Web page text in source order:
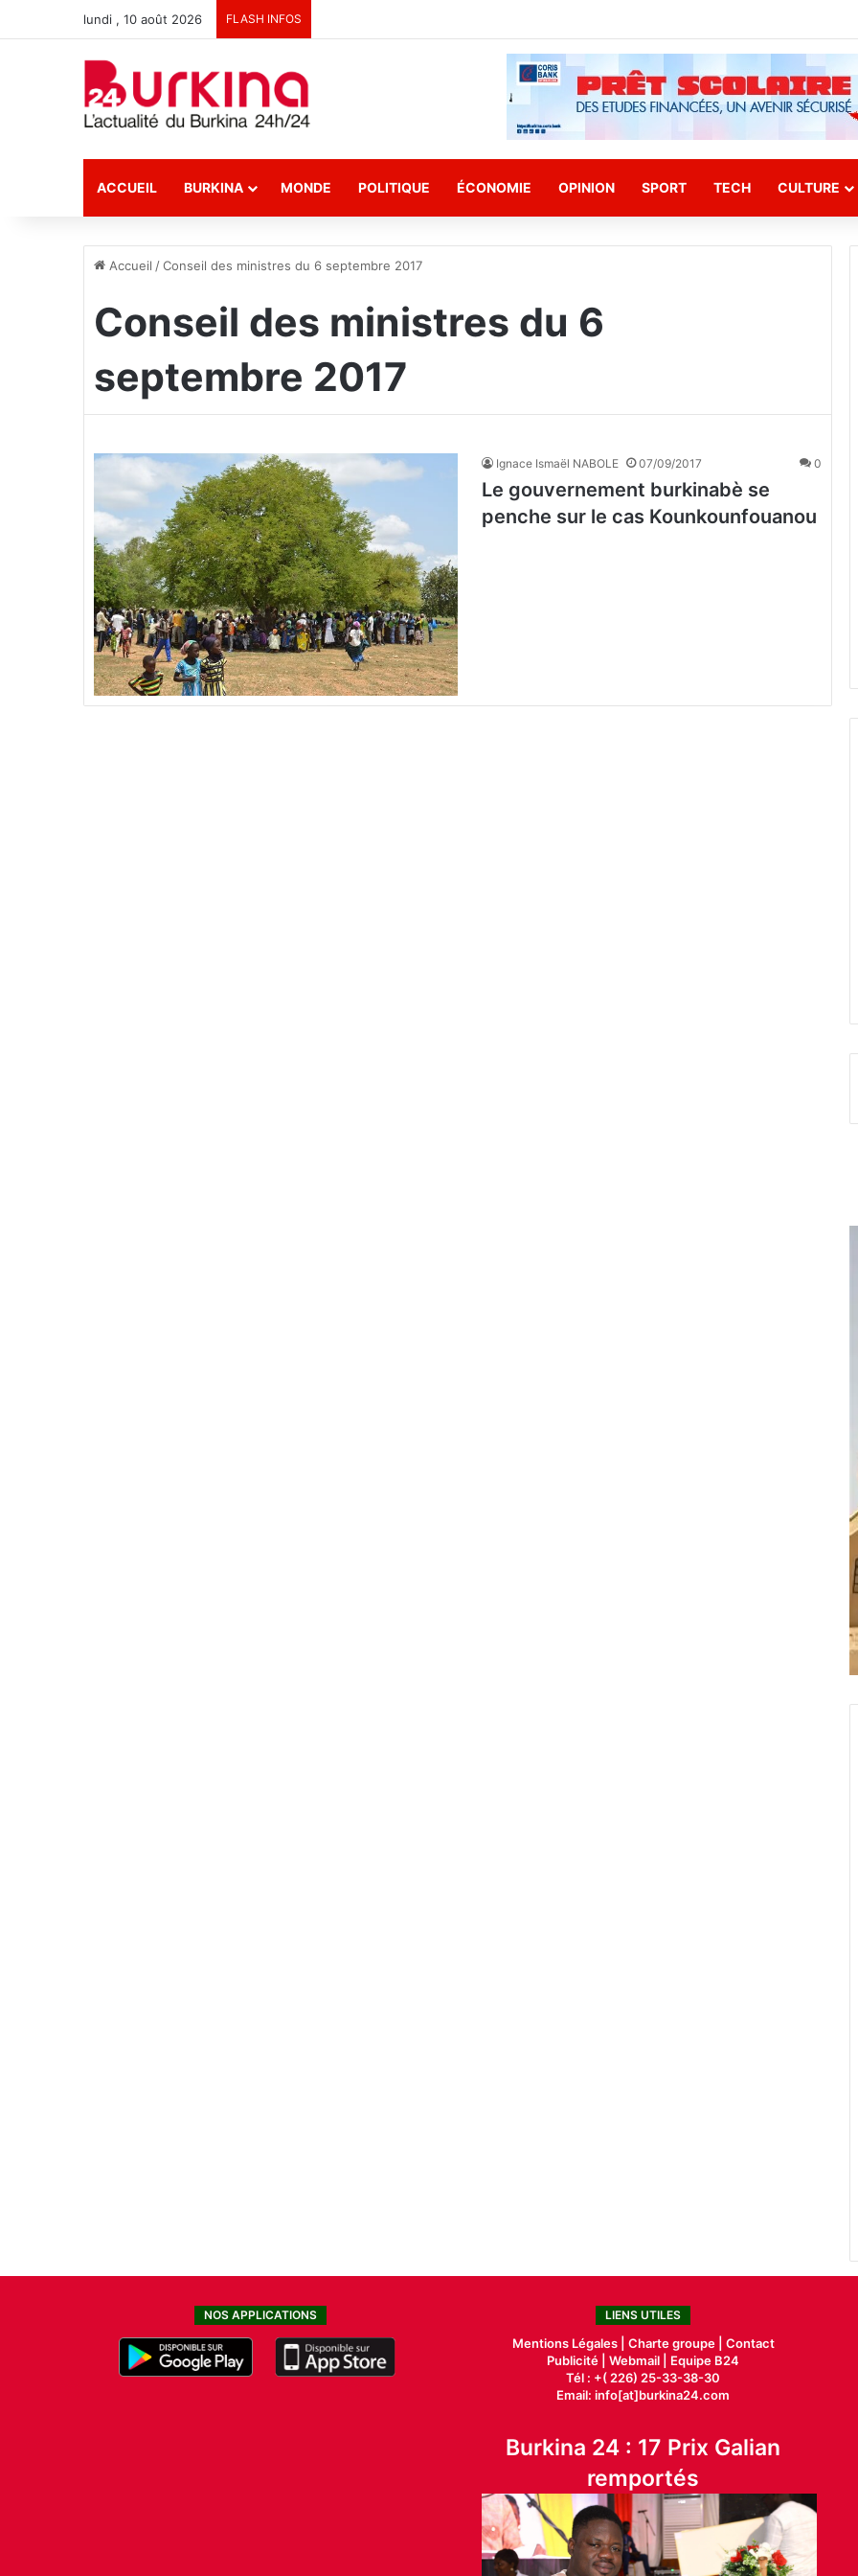
lundi , 10 août 2026 FLASH INFOS
ACCUEIL BURKINA MONDE POLITIQUE ÉCONOMIE OPINION SPORT TECH CULTURE
Accueil /Conseil des ministres du 6 septembre 2017
Conseil des ministres du 6
septembre 2017
Ignace Ismaël NABOLE 07/09/2017 0
Le gouvernement burkinabè se
penche sur le cas Kounkounfouanou
NOS APPLICATIONS LIENS UTILES
Mentions Légales | Charte groupe | Contact
Publicité |Webmail |
Equipe B24
Tél : +( 226) 25-33-38-30
Email: info[at]burkina24.com
Burkina 24 : 17 Prix Galian
remportés